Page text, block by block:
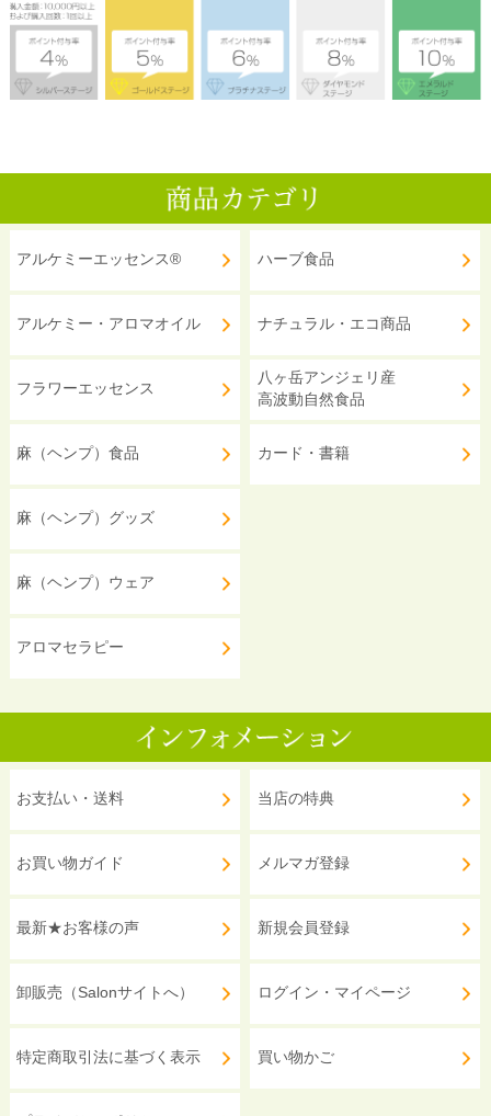
アルケミーエッセンス®
アルケミー・アロマオイル
フラワーエッセンス
麻（ヘンプ）食品
麻（ヘンプ）グッズ
麻（ヘンプ）ウェア
アロマセラピー
ハーブ食品
ナチュラル・エコ商品
八ヶ岳アンジェリ産
高波動自然食品
カード・書籍
お支払い・送料
お買い物ガイド
最新★お客様の声
卸販売（Salonサイトへ）
特定商取引法に基づく表示
当店の特典
メルマガ登録
新規会員登録
ログイン・マイページ
買い物かご